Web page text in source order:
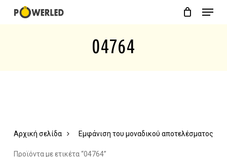
Menu
04764
Εμφάνιση του μοναδικού αποτελέσματος
Αρχική σελίδα
Προϊόντα με ετικέτα “04764”